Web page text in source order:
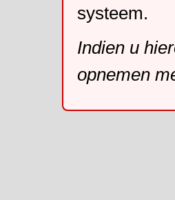
systeem.
Indien u
opnemen